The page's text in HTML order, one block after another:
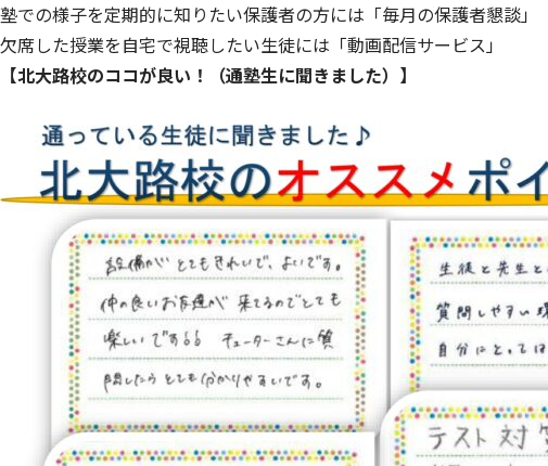
塾での様子を定期的に知りたい保護者の方には「毎月の保護者懇談」
欠席した授業を自宅で視聴したい生徒には「動画配信サービス」
【北大路校のココが良い！（通塾生に聞きました）】